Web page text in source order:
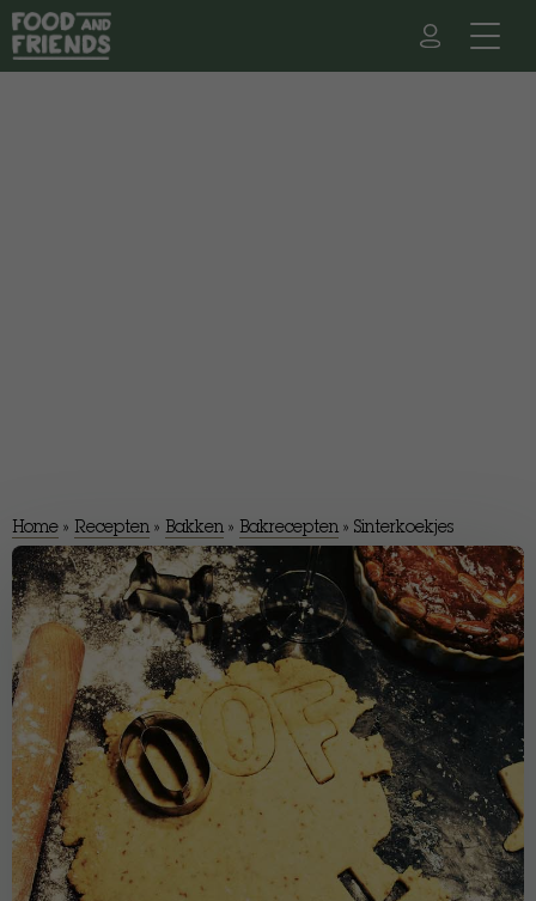
Home » Recepten » Bakken » Bakrecepten » Sinterkoekjes